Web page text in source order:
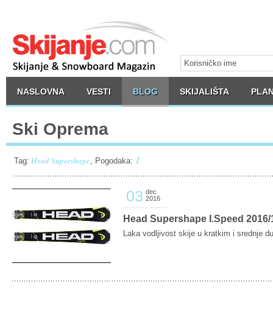
NASLOVNA VESTI BLOG SKIJALIŠTA
Ski Oprema
Tag: Head Supershape, Pogodaka: 1
03 dec
2016
Head Supershape I.Speed
Laka vodljivost skije u kratkim i srednje